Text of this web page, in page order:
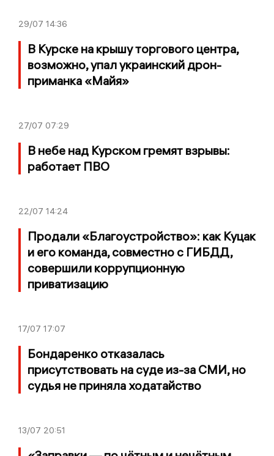
29/07 14:36
В Курске на крышу торгового центра,
возможно, упал украинский дрон-
приманка «Майя»
27/07 07:29
В небе над Курском гремят взрывы:
работает ПВО
22/07 14:24
Продали «Благоустройство»: как Куцак
и его команда, совместно с ГИБДД,
совершили коррупционную
приватизацию
17/07 17:07
Бондаренко отказалась
присутствовать на суде из-за СМИ, но
судья не приняла ходатайство
13/07 20:51